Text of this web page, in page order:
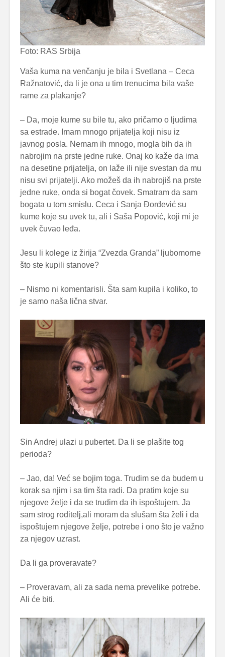
Foto: RAS Srbija
Vaša kuma na venčanju je bila i Svetlana – Ceca
Ražnatović, da li je ona u tim trenucima bila vaše
rame za plakanje?
– Da, moje kume su bile tu, ako pričamo o ljudima
sa estrade. Imam mnogo prijatelja koji nisu iz
javnog posla. Nemam ih mnogo, mogla bih da ih
nabrojim na prste jedne ruke. Onaj ko kaže da ima
na desetine prijatelja, on laže ili nije svestan da mu
nisu svi prijatelji. Ako možeš da ih nabrojiš na prste
jedne ruke, onda si bogat čovek. Smatram da sam
bogata u tom smislu. Ceca i Sanja Đorđević su
kume koje su uvek tu, ali i Saša Popović, koji mi je
uvek čuvao leđa.
Jesu li kolege iz žirija “Zvezda Granda” ljubomorne
što ste kupili stanove?
– Nismo ni komentarisli. Šta sam kupila i koliko, to
je samo naša lična stvar.
Sin Andrej ulazi u pubertet. Da li se plašite tog
perioda?
– Jao, da! Već se bojim toga. Trudim se da budem u
korak sa njim i sa tim šta radi. Da pratim koje su
njegove želje i da se trudim da ih ispoštujem. Ja
sam strog roditelj,ali moram da slušam šta želi i da
ispoštujem njegove želje, potrebe i ono što je važno
za njegov uzrast.
Da li ga proveravate?
– Proveravam, ali za sada nema prevelike potrebe.
Ali će biti.